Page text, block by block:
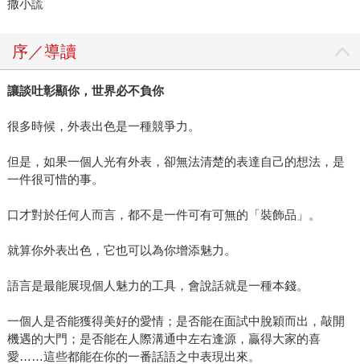
撒小謊
序／導讀
讓談吐彰顯你，世界必不負你
很多時候，外表出色是一種競爭力。
但是，如果一個人光有外表，卻無法清楚的表達自己的想法，是
一件很可惜的事。
口才對於任何人而言，都不是一件可有可無的「裝飾品」。
就算你外表出色，它也可以為你增添魅力。
語言是最能展現個人魅力的工具，會說話就是一種本錢。
一個人是否能獲得美好的愛情；是否能在面試中脫穎而出，敲開
機遇的大門；是否能在人際溝通中左右逢源，贏得大家的喜
愛……這些都能在你的一番話語之中表現出來。